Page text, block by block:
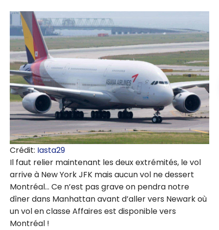
Crédit: Iasta29
Il faut relier maintenant les deux extrémités, le vol
arrive à New York JFK mais aucun vol ne dessert
Montréal… Ce n’est pas grave on pendra notre
dîner dans Manhattan avant d’aller vers Newark où
un vol en classe Affaires est disponible vers
Montréal !